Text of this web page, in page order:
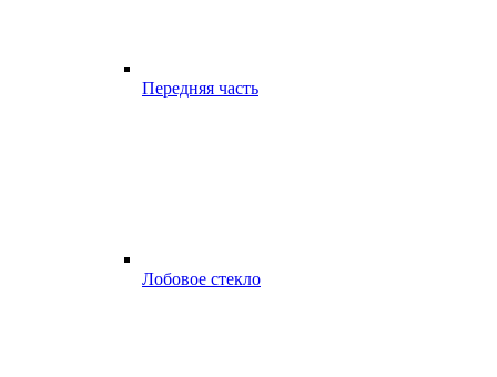
Передняя часть
Лобовое стекло